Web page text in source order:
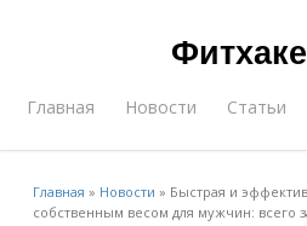
Главная Новости Статьи
Главная » Новости » Быстрая и
собственным весом для мужчин: всего